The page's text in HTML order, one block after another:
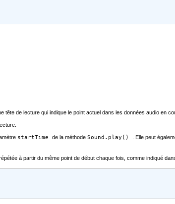
tête de lecture qui indique le point actuel dans les données audio en
startTime de la méthode Sound.play()
. Elle peut
à partir du même point de début chaque fois, comme indiqué